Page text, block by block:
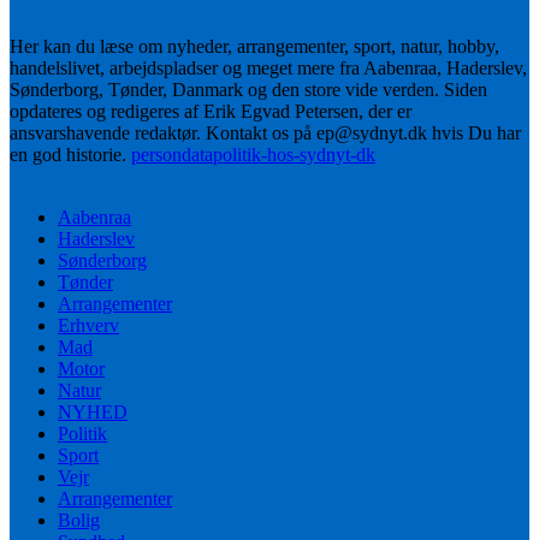
Her kan du læse om nyheder, arrangementer, sport, natur, hobby,
handelslivet, arbejdspladser og meget mere fra Aabenraa, Haderslev,
Sønderborg, Tønder, Danmark og den store vide verden. Siden
opdateres og redigeres af Erik Egvad Petersen, der er
ansvarshavende redaktør. Kontakt os på ep@sydnyt.dk hvis Du har
en god historie. persondatapolitik-hos-sydnyt-dk
Aabenraa
Haderslev
Sønderborg
Tønder
Arrangementer
Erhverv
Mad
Motor
Natur
NYHED
Politik
Sport
Vejr
Arrangementer
Bolig